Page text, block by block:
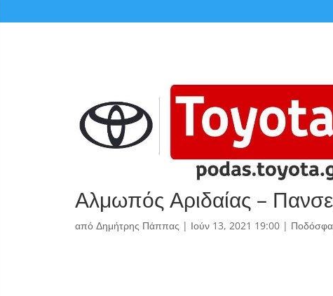
Αλμωπός Αριδαίας –
από Δημήτρης Πάππας | Ιούν 13, 2021 19:00|